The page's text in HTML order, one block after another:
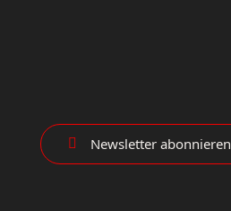
 Newsletter abonnieren